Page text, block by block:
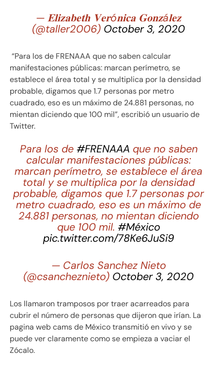
— 𝐄𝐥𝐢𝐳𝐚𝐛𝐞𝐭𝐡 𝐕𝐞𝐫ó𝐧𝐢𝐜𝐚 𝐆𝐨𝐧𝐳á𝐥𝐞𝐳
(@taller2006) October 3, 2020
“Para los de FRENAAA que no saben calcular
manifestaciones públicas: marcan perímetro, se
establece el área total y se multiplica por la densidad
probable, digamos que 1.7 personas por metro
cuadrado, eso es un máximo de 24.881 personas, no
mientan diciendo que 100 mil”, escribió un usuario de
Twitter.
Para los de #FRENAAA que no saben
calcular manifestaciones públicas:
marcan perímetro, se establece el área
total y se multiplica por la densidad
probable, digamos que 1.7 personas por
metro cuadrado, eso es un máximo de
24.881 personas, no mientan diciendo
que 100 mil. #México
pic.twitter.com/78Ke6JuSi9
— Carlos Sanchez Nieto
(@csancheznieto) October 3, 2020
Los llamaron tramposos por traer acarreados para
cubrir el número de personas que dijeron que irían. La
pagina web cams de México transmitió en vivo y se
puede ver claramente como se empieza a vaciar el
Zócalo.